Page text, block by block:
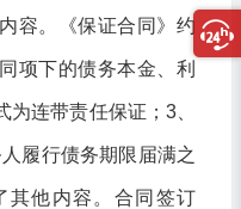
容。《保证合同》约
项下的债务本金、利
连带责任保证；3、
履行债务期限届满之
其他内容。合同签订